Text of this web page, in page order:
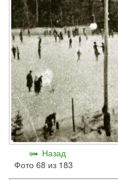
Назад
Фото 68 из 183